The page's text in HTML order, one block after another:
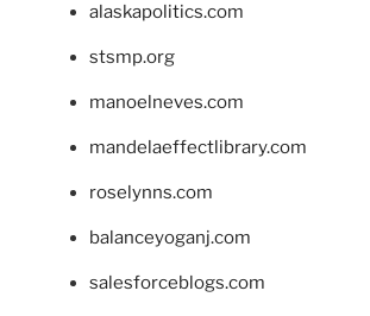
alaskapolitics.com
stsmp.org
manoelneves.com
mandelaeffectlibrary.com
roselynns.com
balanceyoganj.com
salesforceblogs.com